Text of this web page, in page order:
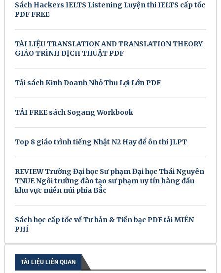
Sách Hackers IELTS Listening Luyện thi IELTS cấp tốc
PDF FREE
TÀI LIỆU TRANSLATION AND TRANSLATION THEORY
GIÁO TRÌNH DỊCH THUẬT PDF
Tải sách Kinh Doanh Nhỏ Thu Lợi Lớn PDF
TẢI FREE sách Sogang Workbook
Top 8 giáo trình tiếng Nhật N2 Hay để ôn thi JLPT
REVIEW Trường Đại học Sư phạm Đại học Thái Nguyên
TNUE Ngôi trường đào tạo sư phạm uy tín hàng đầu
khu vực miền núi phía Bắc
Sách học cấp tốc về Tư bản & Tiền bạc PDF tải MIỄN
PHÍ
TÀI LIỆU LIÊN QUAN